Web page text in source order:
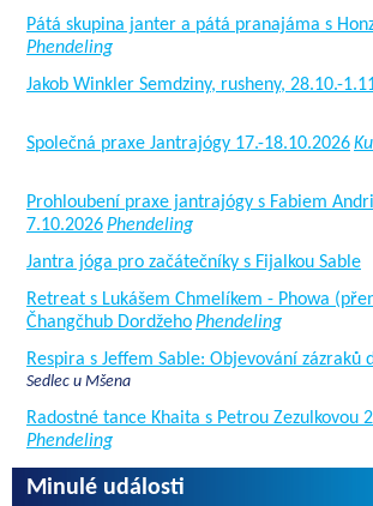
Pátá skupina janter a pátá pranajáma s
Phendeling
Jakob Winkler Semdziny, rusheny, 28.10.-
Společná praxe Jantrajógy 17.-18.10.2026
Prohloubení praxe jantrajógy s Fabiem
7.10.2026Phendeling
Jantra jóga pro začátečníky s Fijalkou Sable
Retreat s Lukášem Chmelíkem - Phowa
Čhangčhub DordžehoPhendeling
Respira s Jeffem Sable: Objevování zázraků
Sedlec u Mšena
Radostné tance Khaita s Petrou Zezulkovou
Phendeling
Minulé události